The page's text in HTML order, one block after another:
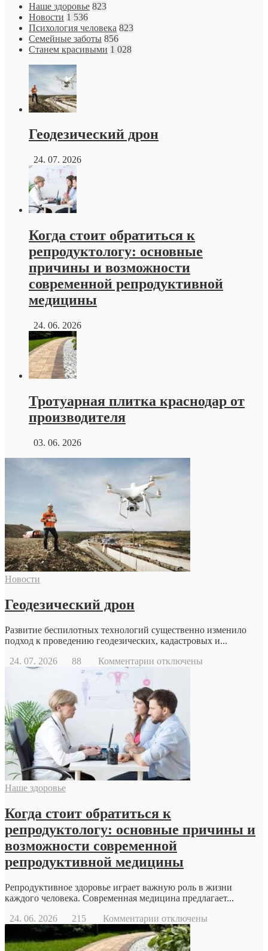
Наше здоровье 823
Новости 1 536
Психология человека 823
Семейные заботы 856
Станем красивыми 1 028
Геодезический дрон
24. 07. 2026
Когда стоит обратиться к
репродуктологу: основные
причины и возможности
современной репродуктивной
медицины
24. 06. 2026
Тротуарная плитка краснодар от
производителя
03. 06. 2026
Новости
Геодезический дрон
Развитие беспилотных технологий существенно изменило
подход к проведению геодезических, кадастровых и...
24. 07. 2026
88 Комментарии к
дрон
отключены
Наше здоровье
Когда стоит обратиться к
репродуктологу: основные причины и
возможности современной
репродуктивной медицины
Репродуктивное здоровье играет важную роль в жизни
каждого человека. Современная медицина предлагает...
24. 06. 2026
215 Комментарии к
записи
Когда
отключены